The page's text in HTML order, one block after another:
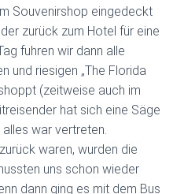
Souvenirshop eingedeckt
zurück zum Hotel für eine
fuhren wir dann alle
und riesigen „The Florida
(zeitweise auch im
hat sich eine Säge
war vertreten.
waren, wurden die
uns schon wieder
dann ging es mit dem Bus